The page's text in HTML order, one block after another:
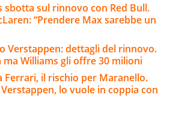
sbotta sul rinnovo con Red Bull.
“Prendere Max sarebbe un
Verstappen: dettagli del rinnovo.
ma Williams gli offre 30 milioni
Ferrari, il rischio per Maranello.
lo vuole in coppia con